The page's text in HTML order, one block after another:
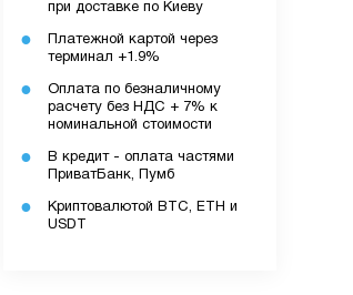
при доставке по Киеву
Платежной картой через
терминал +1.9%
Оплата по безналичному
расчету без НДС + 7% к
номинальной стоимости
В кредит - оплата частями
ПриватБанк, Пумб
Криптовалютой BTC, ETH и
USDT